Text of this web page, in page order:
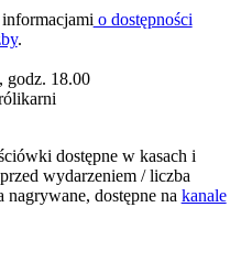
o dostępności
.
godz. 18.00
dostępne w kasach i
wydarzeniem / liczba
dostępne na kanale